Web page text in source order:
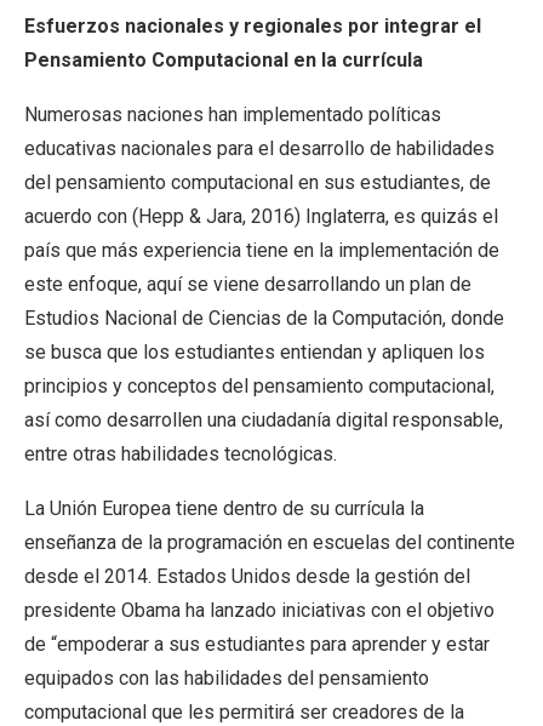
Esfuerzos nacionales y regionales por integrar el
Pensamiento Computacional en la currícula
Numerosas naciones han implementado políticas
educativas nacionales para el desarrollo de habilidades
del pensamiento computacional en sus estudiantes, de
acuerdo con (Hepp & Jara, 2016) Inglaterra, es quizás el
país que más experiencia tiene en la implementación de
este enfoque, aquí se viene desarrollando un plan de
Estudios Nacional de Ciencias de la Computación, donde
se busca que los estudiantes entiendan y apliquen los
principios y conceptos del pensamiento computacional,
así como desarrollen una ciudadanía digital responsable,
entre otras habilidades tecnológicas.
La Unión Europea tiene dentro de su currícula la
enseñanza de la programación en escuelas del continente
desde el 2014. Estados Unidos desde la gestión del
presidente Obama ha lanzado iniciativas con el objetivo
de “empoderar a sus estudiantes para aprender y estar
equipados con las habilidades del pensamiento
computacional que les permitirá ser creadores de la